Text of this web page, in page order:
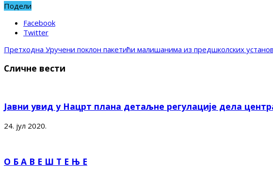
Подели
Facebook
Twitter
Претходна Уручени поклон пакетићи малишанима из предшколских
Сличне вести
Јавни увид у Нацрт плана детаљне регулације дела
24. јул 2020.
О Б А В Е Ш Т Е Њ Е